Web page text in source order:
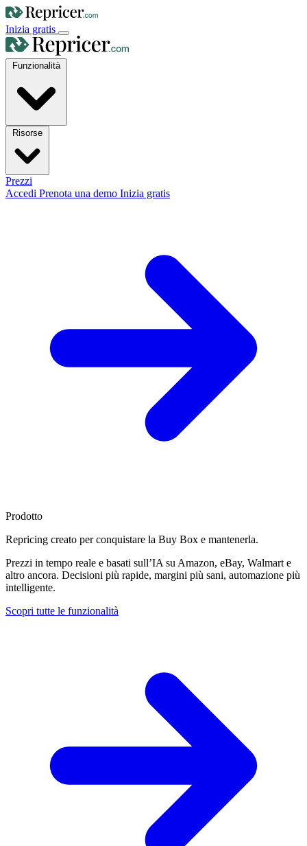
Inizia gratis
Funzionalità
Prezzi
Accedi Prenota una demo Inizia gratis
Prodotto
Repricing creato perconquistare la Buy Box e mantenerla.
Prezzi in tempo reale e basati sull’IA su Amazon, eBay, Walmart e
altro ancora. Decisioni più rapide, margini più sani, automazione più
intelligente.
Scopri tutte le funzionalità